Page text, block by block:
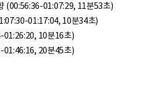
(00:56:36-01:07:29, 11분53초)
01:17:04, 10분34초)
01:26:20, 10분16초)
01:46:16, 20분45초)